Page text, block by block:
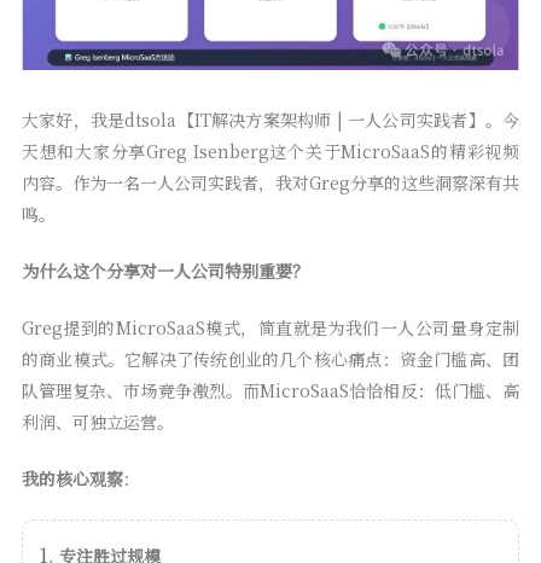
大家好，我是dtsola【IT解决方案架构师 | 一人公司实践者】。今
天想和大家分享Greg Isenberg这个关于MicroSaaS的精彩视频
内容。作为一名一人公司实践者，我对Greg分享的这些洞察深有共
鸣。
为什么这个分享对一人公司特别重要？
Greg提到的MicroSaaS模式，简直就是为我们一人公司量身定制
的商业模式。它解决了传统创业的几个核心痛点：资金门槛高、团
队管理复杂、市场竞争激烈。而MicroSaaS恰恰相反：低门槛、高
利润、可独立运营。
我的核心观察：
专注胜过规模